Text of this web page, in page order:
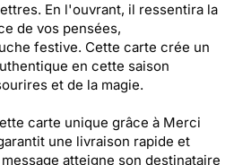
En l'ouvrant, il ressentira la
de vos pensées,
festive. Cette carte crée un
en cette saison
et de la magie.
carte unique grâce à Merci
une livraison rapide et
atteigne son destinataire